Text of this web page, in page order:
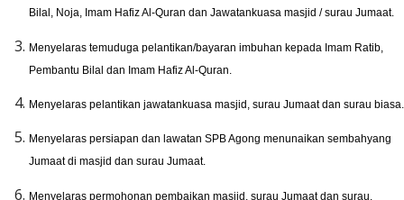
Bilal, Noja, Imam Hafiz Al-Quran dan Jawatankuasa masjid / surau Jumaat.
Menyelaras temuduga pelantikan/bayaran imbuhan kepada Imam Ratib,
Pembantu Bilal dan Imam Hafiz Al-Quran.
Menyelaras pelantikan jawatankuasa masjid, surau Jumaat dan surau biasa.
Menyelaras persiapan dan lawatan SPB Agong menunaikan sembahyang
Jumaat di masjid dan surau Jumaat.
Menyelaras permohonan pembaikan masjid, surau Jumaat dan surau.